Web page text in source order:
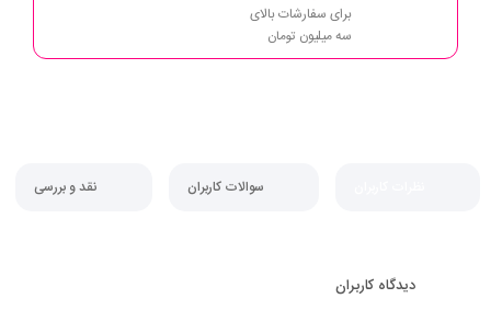
برای سفارشات بالای
سه میلیون تومان
سوالات کاربران نقد و بررسی
دیدگاه کاربران